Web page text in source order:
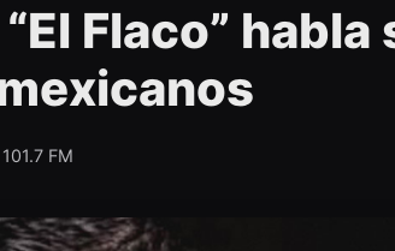
Flaco”
FM